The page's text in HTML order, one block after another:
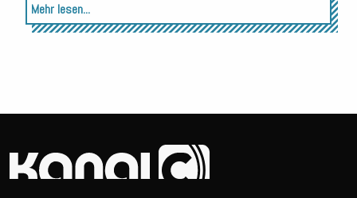
Mehr lesen...